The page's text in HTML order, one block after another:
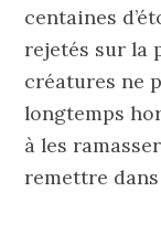
centaines
rejetés sur la
créatures ne
longtemps
à les
remettre dans